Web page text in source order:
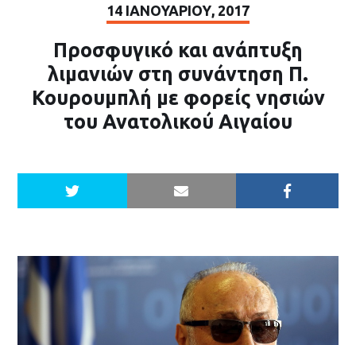
14 ΙΑΝΟΥΑΡΊΟΥ, 2017
Προσφυγικό και ανάπτυξη
λιμανιών στη συνάντηση Π.
Κουρουμπλή με φορείς νησιών
του Ανατολικού Αιγαίου